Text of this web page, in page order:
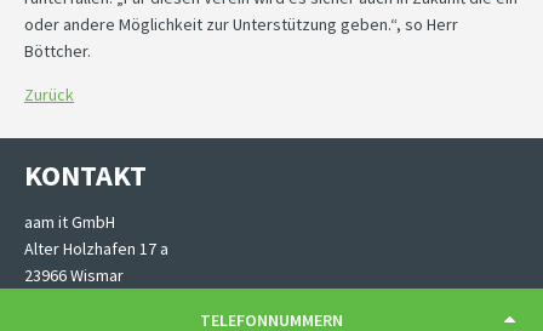
oder andere Möglichkeit zur Unterstützung geben.“, so Herr
Böttcher.
Zurück
KONTAKT
aam it GmbH
Alter Holzhafen 17 a
23966 Wismar
TELEFONNUMMERN